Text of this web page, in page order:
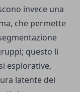
invece una
che permette
questo li
esplorative,
latente dei